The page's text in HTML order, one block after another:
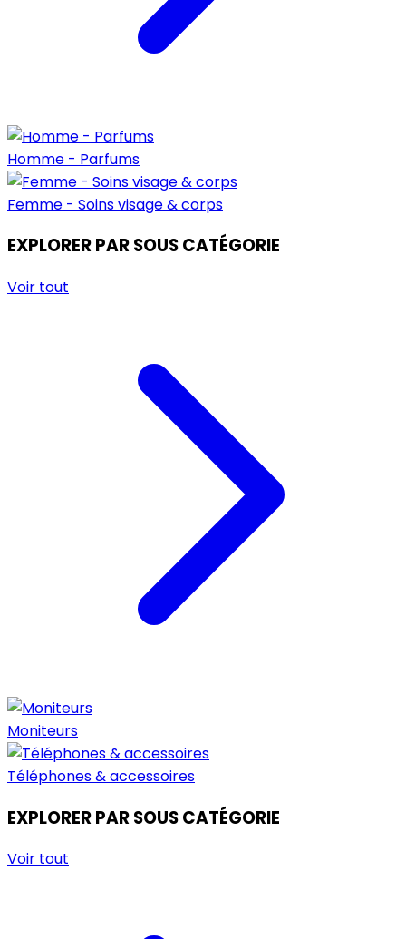
Homme - Parfums
Femme - Soins visage & corps
EXPLORER PAR SOUS CATÉGORIE
Voir tout
Moniteurs
Téléphones & accessoires
EXPLORER PAR SOUS CATÉGORIE
Voir tout